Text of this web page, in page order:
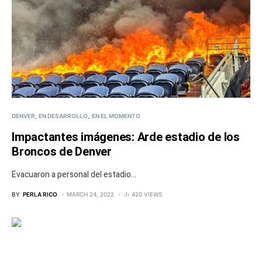
DENVER EN DESARROLLO EN EL MOMENTO
Impactantes imágenes: Arde estadio de los
Broncos de Denver
Evacuaron a personal del estadio...
BY PERLA RICO MARCH 24, 2022 420 VIEWS